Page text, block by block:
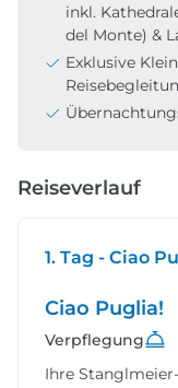
inkl.
del Monte) &
Exklusive
Reiseverlauf
1. Tag - Ciao
Ciao Puglia!
Verpflegung
Ihre